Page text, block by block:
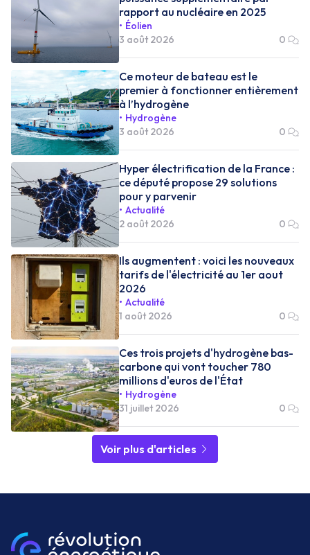
rapport au nucléaire en 2025
Éolien
3 août 2026
0
Ce moteur de bateau est le
premier à fonctionner entièrement
à l’hydrogène
Hydrogène
3 août 2026
0
Hyper électrification de la France :
ce député propose 29 solutions
pour y parvenir
Actualité
2 août 2026
0
Ils augmentent : voici les nouveaux
tarifs de l'électricité au 1er aout
2026
Actualité
1 août 2026
0
Ces trois projets d'hydrogène bas-
carbone qui vont toucher 780
millions d'euros de l'État
Hydrogène
31 juillet 2026
0
Voir plus d'articles